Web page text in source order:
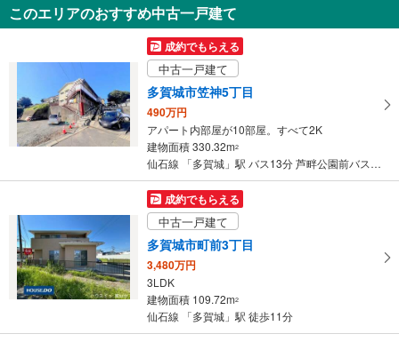
3SLDK
110.13m2（登記）
宮城県多賀城市町前3丁目
このエリアのおすすめ中古一戸建て
成約でもらえる
中古一戸建て
多賀城市笠神5丁目
490万円
アパート内部屋が10部屋。すべて2K
建物面積 330.32m2
仙石線 「多賀城」駅 バス13分 芦畔公園前バス停 バス停下車 徒歩4分
成約でもらえる
中古一戸建て
多賀城市町前3丁目
3,480万円
3LDK
建物面積 109.72m2
仙石線 「多賀城」駅 徒歩11分